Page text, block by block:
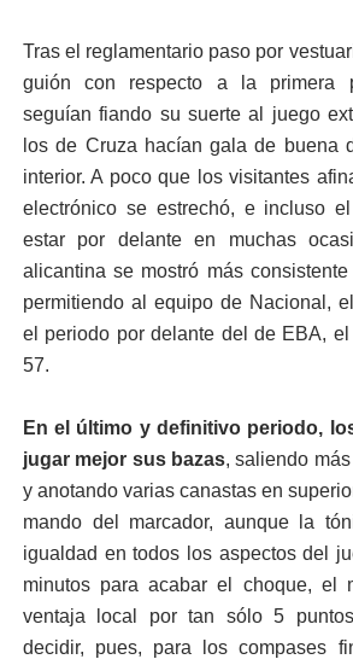
Tras el reglamentario paso por
guión con respecto a la primera
seguían fiando su suerte al juego
los de Cruza hacían gala de buena
interior. A poco que los visitantes
electrónico se estrechó, e incluso
estar por delante en muchas
alicantina se mostró más
permitiendo al equipo de Nacional,
el periodo por delante del de EBA,
57.
En el último y definitivo periodo,
jugar mejor sus bazas, saliendo
y anotando varias canastas en
mando del marcador, aunque la
igualdad en todos los aspectos del
minutos para acabar el choque, el
ventaja local por tan sólo 5
decidir, pues, para los compases